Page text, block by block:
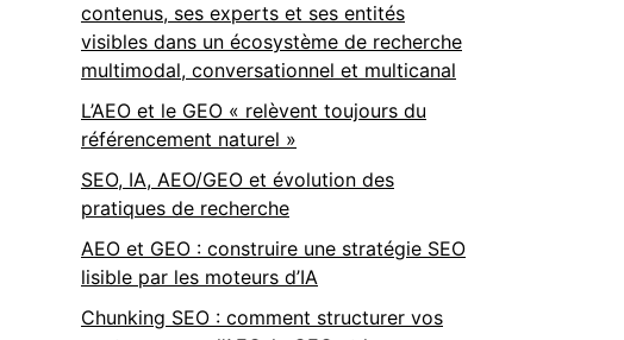
contenus, ses experts et ses entités
visibles dans un écosystème de recherche
multimodal, conversationnel et multicanal
L’AEO et le GEO « relèvent toujours du
référencement naturel »
SEO, IA, AEO/GEO et évolution des
pratiques de recherche
AEO et GEO : construire une stratégie SEO
lisible par les moteurs d’IA
Chunking SEO : comment structurer vos